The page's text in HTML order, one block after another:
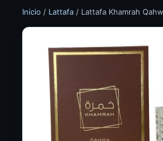
Inicio / Lattafa / Lattafa Khamrah